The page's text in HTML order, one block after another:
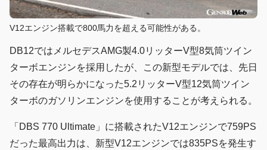
V12エンジン搭載で800馬力を超える可能性がある。
DB12ではメルセデスAMG製4.0リッターV型8気筒ツイン
ターボエンジンを採用したが、この新型モデルでは、先日
その存在が明らかになった5.2リッターV型12気筒ツイン
ターボのガソリンエンジンを使用することが考えられる。
「DBS 770 Ultimate」に搭載されたV12エンジンで759PS
だった最高出力は、新型V12エンジンでは835PSを発生す